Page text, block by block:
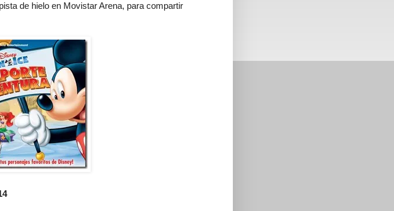
de hielo en Movistar Arena, para compartir